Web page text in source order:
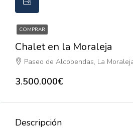
COMPRAR
Chalet en la Moraleja
Paseo de Alcobendas, La Moraleja, Alcobendas, Área metropolitana de Madrid y
3.500.000€
Descripción